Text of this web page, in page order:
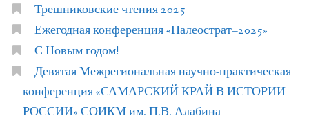
Трешниковские чтения 2025
Ежегодная конференция «Палеострат–2025»
С Новым годом!
Девятая Межрегиональная научно-практическая
конференция «САМАРСКИЙ КРАЙ В ИСТОРИИ
РОССИИ» СОИКМ им. П.В. Алабина